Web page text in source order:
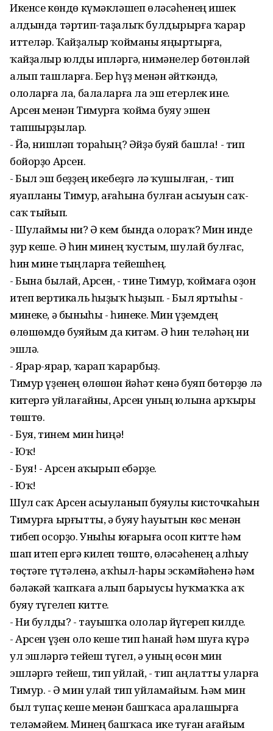
Икенсе көндө күмәкләшеп өләсәһенең ишек
алдында тәртип-таҙалыҡ булдырырға ҡарар
иттеләр. Ҡайҙалыр ҡойманы яңыртырға,
ҡайҙалыр юлды ипләргә, нимәнелер бөтөнләй
алып ташларға. Бер һүҙ менән әйткәндә,
ололарға ла, балаларға ла эш етерлек ине.
Арсен менән Тимурға ҡойма буяу эшен
тапшырҙылар.
- Йә, нишләп тораһың? Әйҙә буяй башла! - тип
бойорҙо Арсен.
- Был эш беҙҙең икебеҙгә лә ҡушылған, - тип
яуапланы Тимур, ағаһына булған асыуын саҡ-
саҡ тыйып.
- Шулаймы ни? Ә кем бында олораҡ? Мин инде
ҙур кеше. Ә һин минең ҡустым, шулай булғас,
һин мине тыңларға тейешһең.
- Бына былай, Арсен, - тине Тимур, ҡоймаға оҙон
итеп вертикаль һыҙыҡ һыҙып. - Был яртыһы -
минеке, ә быныһы - һинеке. Мин үҙемдең
өлөшөмдө буяйым да китәм. Ә һин теләһәң ни
эшлә.
- Ярар-ярар, ҡарап ҡарарбыҙ.
Тимур үҙенең өлөшөн йәһәт кенә буяп бөтөрҙө лә
китергә уйлағайны, Арсен уның юлына арҡыры
төштө.
- Буя, тинем мин һиңә!
- Юҡ!
- Буя! - Арсен аҡырып ебәрҙе.
- Юҡ!
Шул саҡ Арсен асыуланып буяулы кисточкаһын
Тимурға ырғытты, ә буяу һауытын көс менән
тибеп осорҙо. Уныһы юғарыға осоп китте һәм
шап итеп ергә килеп төштө, өләсәһенең алһыу
төҫтәге түтәленә, аҡһыл-һары эскәмйәһенә һәм
бәләкәй ҡапҡаға алып барыусы һуҡмаҡҡа аҡ
буяу түгелеп китте.
- Ни булды? - тауышҡа ололар йүгереп килде.
- Арсен үҙен оло кеше тип һанай һәм шуға күрә
ул эшләргә тейеш түгел, ә уның өсөн мин
эшләргә тейеш, тип уйлай, - тип аңлатты уларға
Тимур. - Ә мин улай тип уйламайым. Һәм мин
был тупаҫ кеше менән башҡаса аралашырға
теләмәйем. Минең башҡаса ике туған ағайым